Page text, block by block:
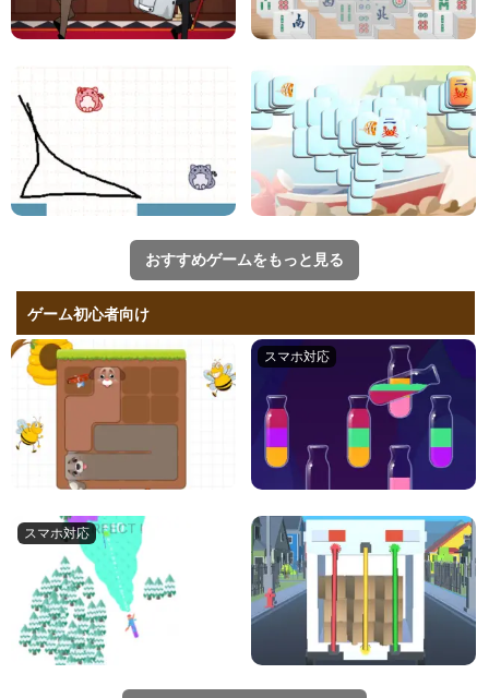
おすすめゲームをもっと見る
ゲーム初心者向け